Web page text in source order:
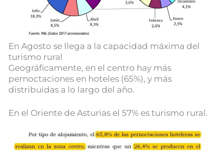
En Agosto se llega a la capacidad máxima del
turismo rural
Geográficamente, en el centro hay más
pernoctaciones en hoteles (65%), y más
distribuidas a lo largo del año.
En el Oriente de Asturias el 57% es turismo rural.